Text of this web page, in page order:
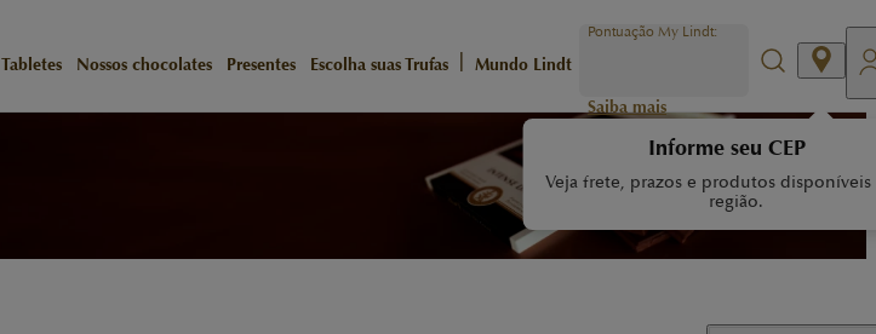
Tabletes Nossos chocolates Presentes Escolha suas Trufas | Mundo Lindt
Pontuação My Lindt:
Saiba mais
Informe seu CEP
Veja frete, prazos e produtos disponíveis
região.